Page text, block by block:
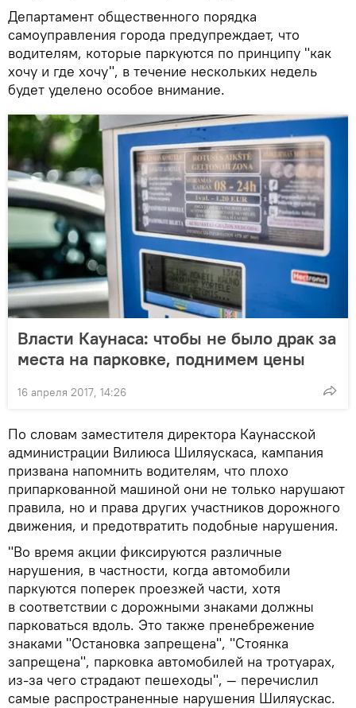
Департамент общественного порядка
самоуправления города предупреждает, что
водителям, которые паркуются по принципу "как
хочу и где хочу", в течение нескольких недель
будет уделено особое внимание.
Власти Каунаса: чтобы не было драк за
места на парковке, поднимем цены
16 апреля 2017, 14:26
По словам заместителя директора Каунасской
администрации Вилиюса Шиляускаса, кампания
призвана напомнить водителям, что плохо
припаркованной машиной они не только нарушают
правила, но и права других участников дорожного
движения, и предотвратить подобные нарушения.
"Во время акции фиксируются различные
нарушения, в частности, когда автомобили
паркуются поперек проезжей части, хотя
в соответствии с дорожными знаками должны
парковаться вдоль. Это также пренебрежение
знаками "Остановка запрещена", "Стоянка
запрещена", парковка автомобилей на тротуарах,
из-за чего страдают пешеходы", — перечислил
самые распространенные нарушения Шиляускас.